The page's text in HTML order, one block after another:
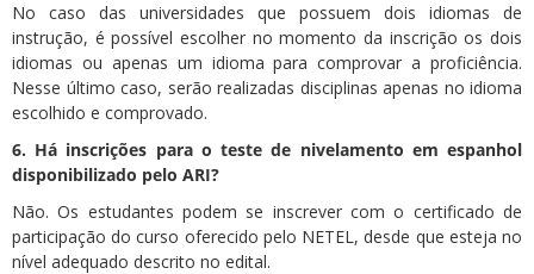
No caso das universidades que possuem dois idiomas de
instrução, é possível escolher no momento da inscrição os dois
idiomas ou apenas um idioma para comprovar a proficiência.
Nesse último caso, serão realizadas disciplinas apenas no idioma
escolhido e comprovado.
6. Há inscrições para o teste de nivelamento em espanhol
disponibilizado pelo ARI?
Não. Os estudantes podem se inscrever com o certificado de
participação do curso oferecido pelo NETEL, desde que esteja no
nível adequado descrito no edital.